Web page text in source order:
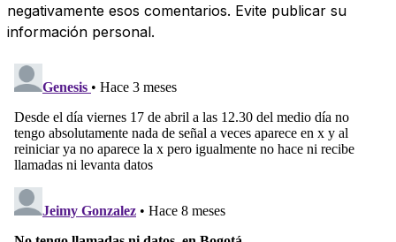
negativamente esos comentarios. Evite publicar su
información personal.